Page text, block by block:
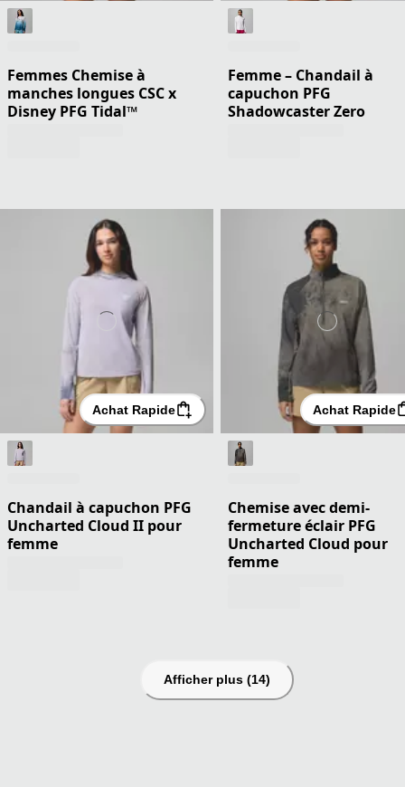
Femmes Chemise à
manches longues CSC x
Disney PFG Tidal™
Femme – Chandail à
capuchon PFG
Shadowcaster Zero
Achat Rapide
Chandail à capuchon PFG
Uncharted Cloud II pour
femme
Achat Rapide
Chemise avec demi-
fermeture éclair PFG
Uncharted Cloud pour
femme
Afficher plus (14)